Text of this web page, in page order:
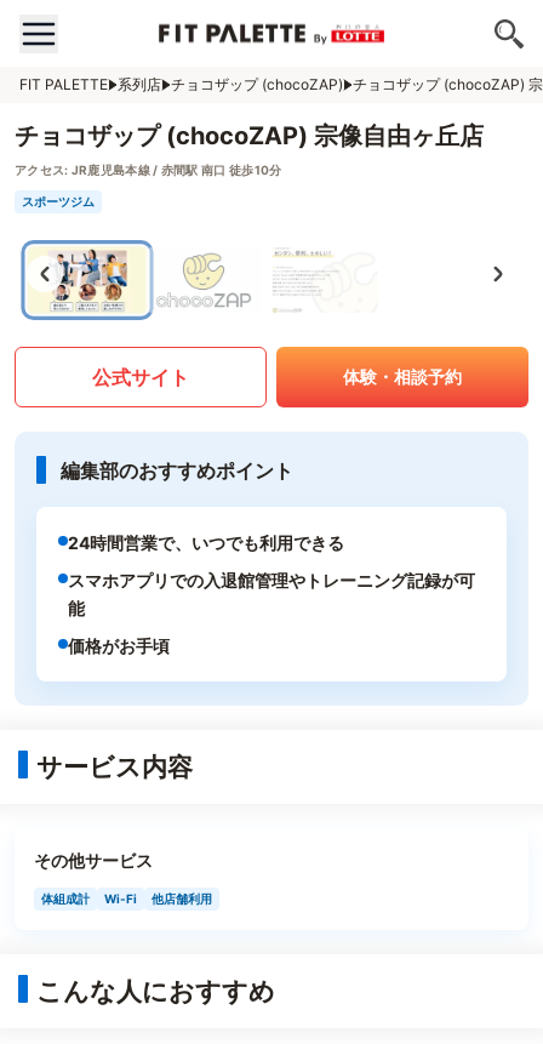
FIT PALETTE 系列店 チョコザップ (chocoZAP) チョコザップ (chocoZAP)
チョコザップ (chocoZAP) 宗像自由ヶ丘店
アクセス: JR鹿児島本線 / 赤間駅 南口 徒歩10分
スポーツジム
公式サイト 体験・相談予約
編集部のおすすめポイント
24時間営業で、いつでも利用できる
スマホアプリでの入退館管理やトレーニング記録が可
能
価格がお手頃
サービス内容
その他サービス
体組成計 Wi-Fi 他店舗利用
こんな人におすすめ